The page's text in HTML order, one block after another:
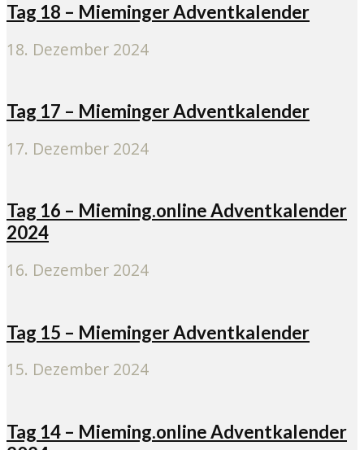
Tag 18 – Mieminger Adventkalender
18. Dezember 2024
Tag 17 – Mieminger Adventkalender
17. Dezember 2024
Tag 16 – Mieming.online Adventkalender
2024
16. Dezember 2024
Tag 15 – Mieminger Adventkalender
15. Dezember 2024
Tag 14 – Mieming.online Adventkalender